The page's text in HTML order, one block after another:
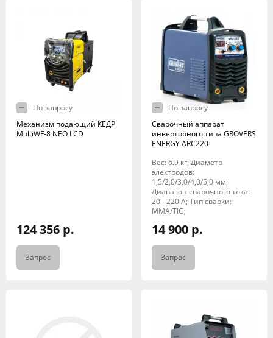
По запросу
Механизм подающий КЕДР
MultiWF-8 NEO LCD
124 356 р.
Запрос
По запросу
Сварочный аппарат
инверторного типа GROVERS
ENERGY ARC220
Вес: 6.9 кг; Диаметр
электродов:
1,5/2,0/3,0/4,0/5,0 мм;
Диапазон сварочного тока:
20 - 220 А; Тип сварки:
MMA/TIG;
14 900 р.
Запрос